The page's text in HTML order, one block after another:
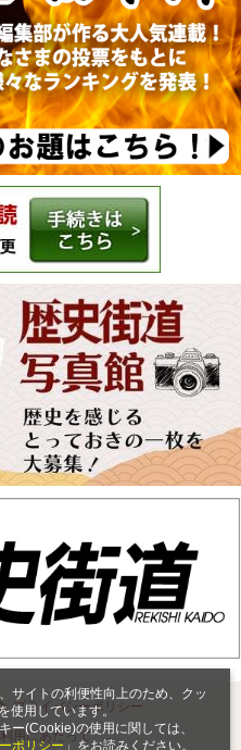
サイトの利便性向上のため、クッ
使用しています。
ー(Cookie)の使用に関しては、
ポリシー 」をお読みください。
プライバシーポリシー
用にあたって